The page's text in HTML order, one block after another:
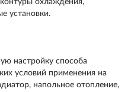
охлаждения,
установки.
настройку способа
условий применения на
напольное отопление,